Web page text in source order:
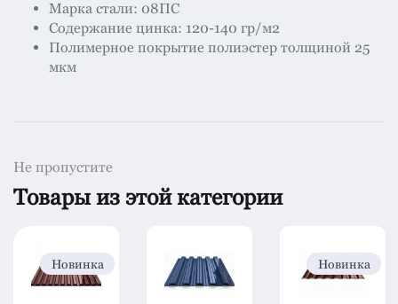
Марка стали: 08ПС
Содержание цинка: 120-140 гр/м2
Полимерное покрытие полиэстер толщиной 25
мкм
Не пропустите
Товары из этой категории
Новинка Новинка